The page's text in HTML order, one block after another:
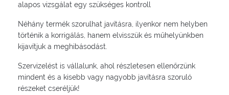
alapos vizsgálat egy szükséges kontroll
Néhány termék szorulhat javításra, ilyenkor nem helyben
történik a korrigálás, hanem elvisszük és műhelyünkben
kijavítjuk a meghibásodást.
Szervizelést is vállalunk, ahol részletesen ellenőrzünk
mindent és a kisebb vagy nagyobb javításra szoruló
részeket cseréljük!